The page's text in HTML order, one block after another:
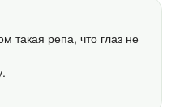
такая репа, что глаз не